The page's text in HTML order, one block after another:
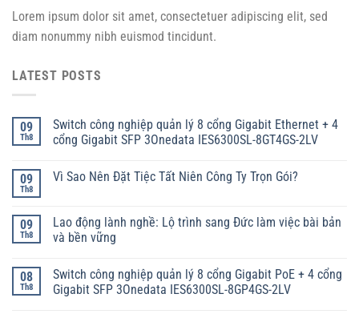
Lorem ipsum dolor sit amet, consectetuer adipiscing elit, sed
diam nonummy nibh euismod tincidunt.
LATEST POSTS
09
Th8
Switch công nghiệp quản lý 8 cổng Gigabit Ethernet + 4
cổng Gigabit SFP 3Onedata IES6300SL-8GT4GS-2LV
09
Th8
Vì Sao Nên Đặt Tiệc Tất Niên Công Ty Trọn Gói?
09
Th8
Lao động lành nghề: Lộ trình sang Đức làm việc bài bản
và bền vững
08
Th8
Switch công nghiệp quản lý 8 cổng Gigabit PoE + 4 cổng
Gigabit SFP 3Onedata IES6300SL-8GP4GS-2LV